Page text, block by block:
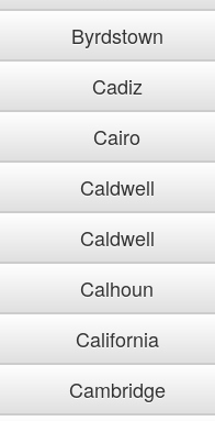
Byrdstown
Cadiz
Cairo
Caldwell
Caldwell
Calhoun
California
Cambridge